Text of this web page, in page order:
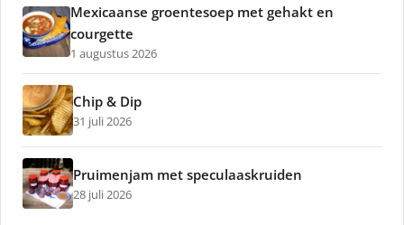
Mexicaanse groentesoep met gehakt en
courgette
1 augustus 2026
Chip & Dip
31 juli 2026
Pruimenjam met speculaaskruiden
28 juli 2026